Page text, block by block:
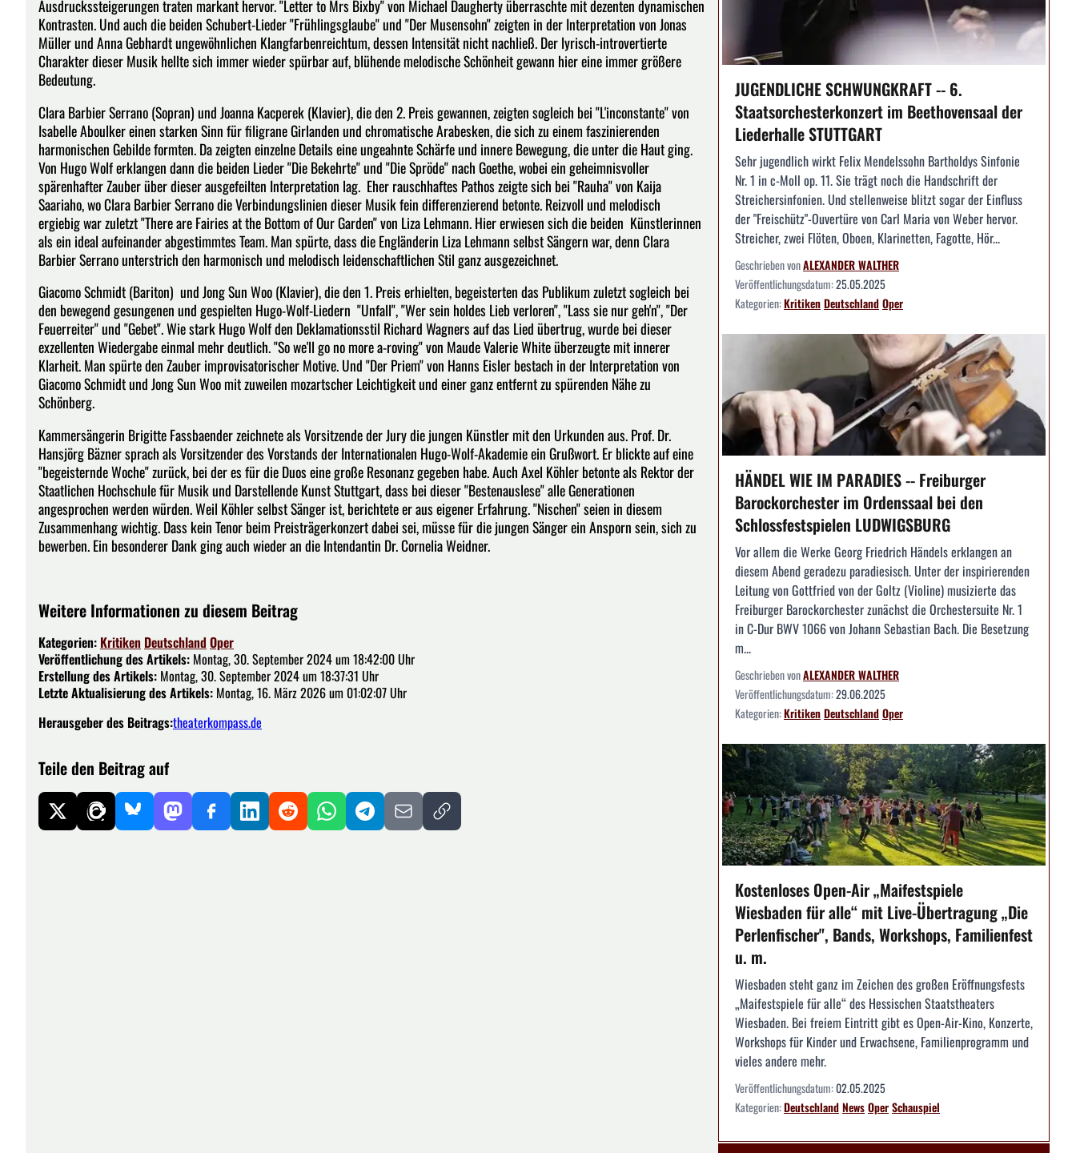
Ausdruckssteigerungen traten markant hervor. "Letter to Mrs Bixby" von Michael Daugherty überraschte mit dezenten dynamischen
Kontrasten. Und auch die beiden Schubert-Lieder "Frühlingsglaube" und "Der Musensohn" zeigten in der Interpretation von Jonas
Müller und Anna Gebhardt ungewöhnlichen Klangfarbenreichtum, dessen Intensität nicht nachließ. Der lyrisch-introvertierte
Charakter dieser Musik hellte sich immer wieder spürbar auf, blühende melodische Schönheit gewann hier eine immer größere
Bedeutung.
Clara Barbier Serrano (Sopran) und Joanna Kacperek (Klavier), die den 2. Preis gewannen, zeigten sogleich bei "L'inconstante" von
Isabelle Aboulker einen starken Sinn für filigrane Girlanden und chromatische Arabesken, die sich zu einem faszinierenden
harmonischen Gebilde formten. Da zeigten einzelne Details eine ungeahnte Schärfe und innere Bewegung, die unter die Haut ging.
Von Hugo Wolf erklangen dann die beiden Lieder "Die Bekehrte" und "Die Spröde" nach Goethe, wobei ein geheimnisvoller
spärenhafter Zauber über dieser ausgefeilten Interpretation lag. Eher rauschhaftes Pathos zeigte sich bei "Rauha" von Kaija
Saariaho, wo Clara Barbier Serrano die Verbindungslinien dieser Musik fein differenzierend betonte. Reizvoll und melodisch
ergiebig war zuletzt "There are Fairies at the Bottom of Our Garden" von Liza Lehmann. Hier erwiesen sich die beiden Künstlerinnen
als ein ideal aufeinander abgestimmtes Team. Man spürte, dass die Engländerin Liza Lehmann selbst Sängern war, denn Clara
Barbier Serrano unterstrich den harmonisch und melodisch leidenschaftlichen Stil ganz ausgezeichnet.
Giacomo Schmidt (Bariton) und Jong Sun Woo (Klavier), die den 1. Preis erhielten, begeisterten das Publikum zuletzt sogleich bei
den bewegend gesungenen und gespielten Hugo-Wolf-Liedern "Unfall", "Wer sein holdes Lieb verloren", "Lass sie nur geh'n", "Der
Feuerreiter" und "Gebet". Wie stark Hugo Wolf den Deklamationsstil Richard Wagners auf das Lied übertrug, wurde bei dieser
exzellenten Wiedergabe einmal mehr deutlich. "So we'll go no more a-roving" von Maude Valerie White überzeugte mit innerer
Klarheit. Man spürte den Zauber improvisatorischer Motive. Und "Der Priem" von Hanns Eisler bestach in der Interpretation von
Giacomo Schmidt und Jong Sun Woo mit zuweilen mozartscher Leichtigkeit und einer ganz entfernt zu spürenden Nähe zu
Schönberg.
Kammersängerin Brigitte Fassbaender zeichnete als Vorsitzende der Jury die jungen Künstler mit den Urkunden aus. Prof. Dr.
Hansjörg Bäzner sprach als Vorsitzender des Vorstands der Internationalen Hugo-Wolf-Akademie ein Grußwort. Er blickte auf eine
"begeisternde Woche" zurück, bei der es für die Duos eine große Resonanz gegeben habe. Auch Axel Köhler betonte als Rektor der
Staatlichen Hochschule für Musik und Darstellende Kunst Stuttgart, dass bei dieser "Bestenauslese" alle Generationen
angesprochen werden würden. Weil Köhler selbst Sänger ist, berichtete er aus eigener Erfahrung. "Nischen" seien in diesem
Zusammenhang wichtig. Dass kein Tenor beim Preisträgerkonzert dabei sei, müsse für die jungen Sänger ein Ansporn sein, sich zu
bewerben. Ein besonderer Dank ging auch wieder an die Intendantin Dr. Cornelia Weidner.
Weitere Informationen zu diesem Beitrag
Kategorien: Kritiken Deutschland Oper
Veröffentlichung des Artikels: Montag, 30. September 2024 um 18:42:00 Uhr
Erstellung des Artikels: Montag, 30. September 2024 um 18:37:31 Uhr
Letzte Aktualisierung des Artikels: Montag, 16. März 2026 um 01:02:07 Uhr
Herausgeber des Beitrags:theaterkompass.de
Teile den Beitrag auf
JUGENDLICHE SCHWUNGKRAFT -- 6.
Staatsorchesterkonzert im Beethovensaal der
Liederhalle STUTTGART
Sehr jugendlich wirkt Felix Mendelssohn Bartholdys Sinfonie
Nr. 1 in c-Moll op. 11. Sie trägt noch die Handschrift der
Streichersinfonien. Und stellenweise blitzt sogar der Einfluss
der "Freischütz"-Ouvertüre von Carl Maria von Weber hervor.
Streicher, zwei Flöten, Oboen, Klarinetten, Fagotte, Hör...
Geschrieben vonALEXANDER WALTHER
Veröffentlichungsdatum:25.05.2025
Kategorien:KritikenDeutschlandOper
HÄNDEL WIE IM PARADIES -- Freiburger
Barockorchester im Ordenssaal bei den
Schlossfestspielen LUDWIGSBURG
Vor allem die Werke Georg Friedrich Händels erklangen an
diesem Abend geradezu paradiesisch. Unter der inspirierenden
Leitung von Gottfried von der Goltz (Violine) musizierte das
Freiburger Barockorchester zunächst die Orchestersuite Nr. 1
in C-Dur BWV 1066 von Johann Sebastian Bach. Die Besetzung
m...
Geschrieben vonALEXANDER WALTHER
Veröffentlichungsdatum:29.06.2025
Kategorien:KritikenDeutschlandOper
Kostenloses Open-Air „Maifestspiele
Wiesbaden für alle“ mit Live-Übertragung „Die
Perlenfischer", Bands, Workshops, Familienfest
u. m.
Wiesbaden steht ganz im Zeichen des großen Eröffnungsfests
„Maifestspiele für alle“ des Hessischen Staatstheaters
Wiesbaden. Bei freiem Eintritt gibt es Open-Air-Kino, Konzerte,
Workshops für Kinder und Erwachsene, Familienprogramm und
vieles andere mehr.
Veröffentlichungsdatum:02.05.2025
Kategorien:DeutschlandNewsOperSchauspiel